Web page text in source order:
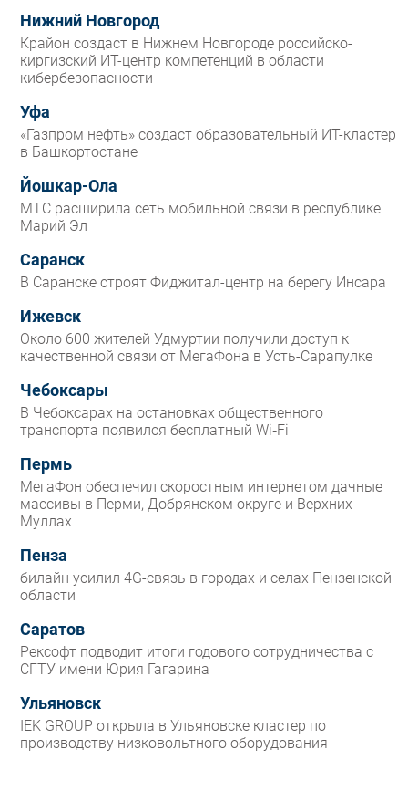
Нижний Новгород
Крайон создаст в Нижнем Новгороде российско-
киргизский ИТ-центр компетенций в области
кибербезопасности
Уфа
«Газпром нефть» создаст образовательный ИТ-кластер
в Башкортостане
Йошкар-Ола
МТС расширила сеть мобильной связи в республике
Марий Эл
Саранск
В Саранске строят Фиджитал-центр на берегу Инсара
Ижевск
Около 600 жителей Удмуртии получили доступ к
качественной связи от МегаФона в Усть-Сарапулке
Чебоксары
В Чебоксарах на остановках общественного
транспорта появился бесплатный Wi‑Fi
Пермь
МегаФон обеспечил скоростным интернетом дачные
массивы в Перми, Добрянском округе и Верхних
Муллах
Пенза
билайн усилил 4G-связь в городах и селах Пензенской
области
Саратов
Рексофт подводит итоги годового сотрудничества с
СГТУ имени Юрия Гагарина
Ульяновск
IEK GROUP открыла в Ульяновске кластер по
производству низковольтного оборудования